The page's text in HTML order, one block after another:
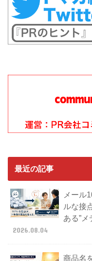
最近の記事
メール
ルな接
ある”
2026.08.04
商品名